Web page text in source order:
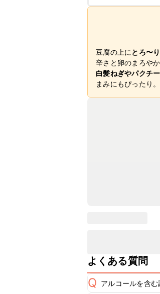
豆腐の上に とろ〜
辛さと卵のまろや
白髪ねぎやパクチー
まみにもぴったり
よくある質問
Q アルコールを含